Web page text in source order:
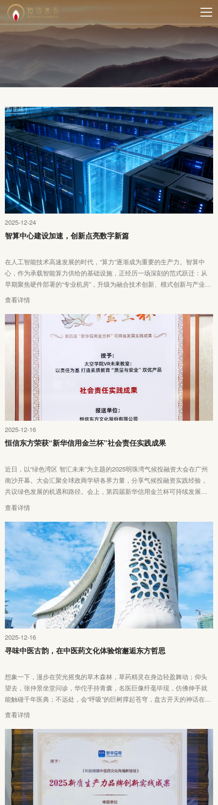
2025-12-24
智算中心建设加速，创新点亮数字新篇
在人工智能技术高速发展的时代，“算力”逐渐成为重要的生产力。智算中
心，作为承载智能算力供给的基础设施，正经历一场深刻的范式跃迁：从
早期聚焦硬件部署的“专业机房”，升级为融合技术创新、模式创新与产业赋
能的“生态赋能平台”。
查看详情
2025-12-16
恒信东方荣获“新华信用金兰杯”社会责任实践成果
近日，以“绿色湾区 智汇未来”为主题的2025明珠湾气候投融资大会在广州
南沙开幕。大会汇聚全球政商学研各界力量，分享气候投融资实践经验，
共议绿色发展的机遇和路径。会上，第四届新华信用金兰杯可持续发展实
践成果正式发布。凭借卓越表现，恒信东方荣获“新华信用金兰杯”可持续发
展社会责任实践成果，彰显了企业在可持续发展道路上的坚定决心。
查看详情
2025-12-16
寻味中医古韵，在中医药文化体验馆邂逅东方哲思
想象一下，漫步在荧光摇曳的草木森林，草药精灵在身边轻盈舞动；仰头
望去，张仲景坐堂问诊，华佗手持青囊，名医巨像纤毫毕现，仿佛伸手就
能触碰千年医典；不远处，会“呼吸”的巨树撑起苍穹，盘古开天的神话在
360°穹幕轰然绽放……这并非科幻电影，而是坐落在粤澳合作中医药科技
产业园的中医药文化体验馆！
查看详情